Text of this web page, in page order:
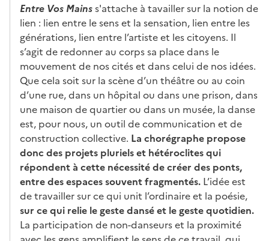
Entre Vos Mainss'attache à tavailler sur la notion de
lien : lien entre le sens et la sensation, lien entre les
générations, lien entre l’artiste et les citoyens. Il
s’agit de redonner au corps sa place dans le
mouvement de nos cités et dans celui de nos idées.
Que cela soit sur la scène d’un théâtre ou au coin
d’une rue, dans un hôpital ou dans une prison, dans
une maison de quartier ou dans un musée, la danse
est, pour nous, un outil de communication et de
construction collective. La chorégraphe propose
donc des projets pluriels et hétéroclites qui
répondent à cette nécessité de créer des ponts,
entre des espaces souvent fragmentés. L’idée est
de travailler sur ce qui unit l’ordinaire et la poésie,
sur ce qui relie le geste dansé et le geste quotidien.
La participation de non-danseurs et la proximité